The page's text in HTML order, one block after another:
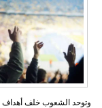
وتوحد الشعوب خلف